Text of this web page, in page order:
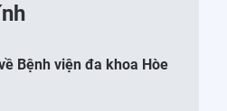
Bệnh viện đa khoa Hòe